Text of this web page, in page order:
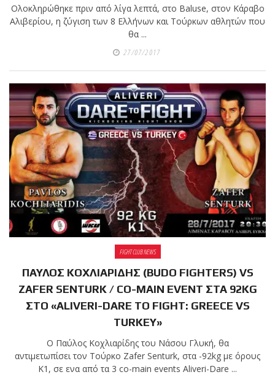
Ιωάννη
Θεοφάνους
Οι αθλητές
του Fight
Club Galatsi
ολοκλήρωσαν με επιτυχία
τις καλοκαιρινές
εξετάσεις έγχρωμων
ζωνών!
Με μεγάλη
πραγματοποιήθηκε το
κλειστό σεμινάριο
Brazilian Jiu-Jitsu με τον
Grand Master Reyson
Gracie στο Fight Club
Galatsi!
Ολοκληρώθηκε πριν από λίγα λεπτά, στο Baluse, στον Κάραβο
Αλιβερίου, η ζύγιση των 8 Ελλήνων και Τούρκων αθλητών που
θα ...
27/07/2017
FIGHT CLUB NEWS
ΠΑΥΛΟΣ ΚΟΧΛΙΑΡΙΔΗΣ (BUDO FIGHTERS) VS
ZAFER SENTURK / CO-MAIN EVENT ΣΤΑ 92KG
ΣΤΟ «ALIVERI-DARE TO FIGHT: GREECE VS
TURKEY»
Ο Παύλος Κοχλιαρίδης του Νάσου Γλυκή, θα
αντιμετωπίσει τον Τούρκο Zafer Senturk, στα -92kg με όρους
Κ1, σε ενα από τα 3 co-main events Aliveri-Dare ...